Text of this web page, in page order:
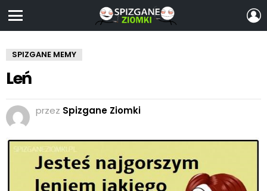
SPIZGANE MEMY
Leń
przez Spizgane Ziomki